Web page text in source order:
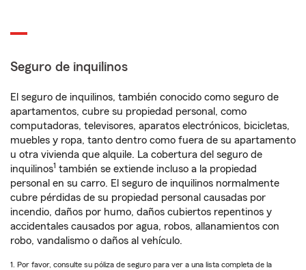
Seguro de inquilinos
El seguro de inquilinos, también conocido como seguro de
apartamentos, cubre su propiedad personal, como
computadoras, televisores, aparatos electrónicos, bicicletas,
muebles y ropa, tanto dentro como fuera de su apartamento
u otra vivienda que alquile. La cobertura del seguro de
inquilinos1 también se extiende incluso a la propiedad
personal en su carro. El seguro de inquilinos normalmente
cubre pérdidas de su propiedad personal causadas por
incendio, daños por humo, daños cubiertos repentinos y
accidentales causados por agua, robos, allanamientos con
robo, vandalismo o daños al vehículo.
1. Por favor, consulte su póliza de seguro para ver a una lista completa de la